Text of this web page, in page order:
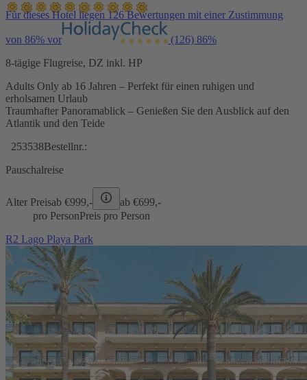
Für dieses Hotel liegen 126 Bewertungen mit einer Zustimmung
von 86% vor (126) 86%
8-tägige Flugreise, DZ inkl. HP
Adults Only ab 16 Jahren – Perfekt für einen ruhigen und
erholsamen Urlaub
Traumhafter Panoramablick – Genießen Sie den Ausblick auf den
Atlantik und den Teide
253538Bestellnr.:
Pauschalreise
Alter Preisab €999,- ab €699,-
pro PersonPreis pro Person
R2 Lago Playa Park